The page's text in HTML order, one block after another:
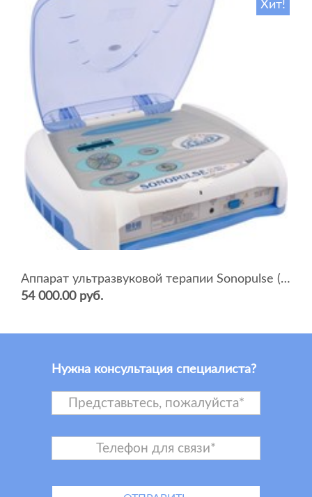
Хит!
Аппарат ультразвуковой терапии Sonopulse (мультичастотный 1 и 3 Мгц)
54 000.00 руб.
Нужна консультация специалиста?